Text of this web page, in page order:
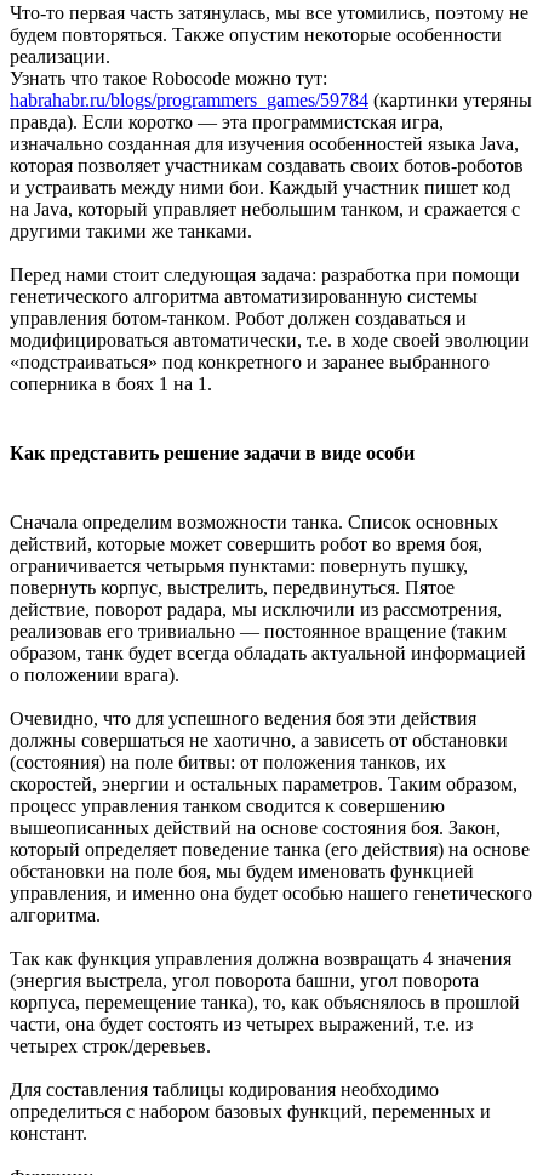
Что-то первая часть затянулась, мы все утомились, поэтому не
будем повторяться. Также опустим некоторые особенности
реализации.
Узнать что такое Robocode можно тут:
habrahabr.ru/blogs/programmers_games/59784 (картинки утеряны
правда). Если коротко — эта программистская игра,
изначально созданная для изучения особенностей языка Java,
которая позволяет участникам создавать своих ботов-роботов
и устраивать между ними бои. Каждый участник пишет код
на Java, который управляет небольшим танком, и сражается с
другими такими же танками.
Перед нами стоит следующая задача: разработка при помощи
генетического алгоритма автоматизированную системы
управления ботом-танком. Робот должен создаваться и
модифицироваться автоматически, т.е. в ходе своей эволюции
«подстраиваться» под конкретного и заранее выбранного
соперника в боях 1 на 1.
Как представить решение задачи в виде особи
Сначала определим возможности танка. Список основных
действий, которые может совершить робот во время боя,
ограничивается четырьмя пунктами: повернуть пушку,
повернуть корпус, выстрелить, передвинуться. Пятое
действие, поворот радара, мы исключили из рассмотрения,
реализовав его тривиально — постоянное вращение (таким
образом, танк будет всегда обладать актуальной информацией
о положении врага).
Очевидно, что для успешного ведения боя эти действия
должны совершаться не хаотично, а зависеть от обстановки
(состояния) на поле битвы: от положения танков, их
скоростей, энергии и остальных параметров. Таким образом,
процесс управления танком сводится к совершению
вышеописанных действий на основе состояния боя. Закон,
который определяет поведение танка (его действия) на основе
обстановки на поле боя, мы будем именовать функцией
управления, и именно она будет особью нашего генетического
алгоритма.
Так как функция управления должна возвращать 4 значения
(энергия выстрела, угол поворота башни, угол поворота
корпуса, перемещение танка), то, как объяснялось в прошлой
части, она будет состоять из четырех выражений, т.е. из
четырех строк/деревьев.
Для составления таблицы кодирования необходимо
определиться с набором базовых функций, переменных и
констант.